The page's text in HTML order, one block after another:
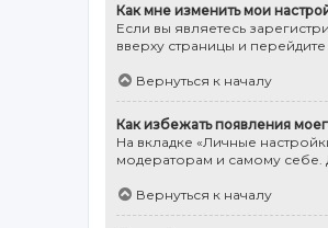
Как мне изменить мои
Если вы являетесь
вверху страницы и
Вернуться к началу
Как избежать появления
На вкладке «Личные
модераторам и самому себе.
Вернуться к началу